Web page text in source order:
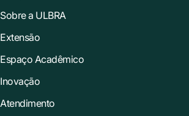
Sobre a ULBRA
Extensão
Espaço Acadêmico
Inovação
Atendimento